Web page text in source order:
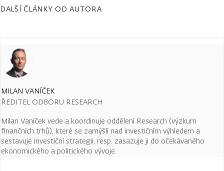
DALŠÍ ČLÁNKY OD AUTORA
MILAN VANÍČEK
ŘEDITEL ODBORU RESEARCH
Milan Vaníček vede a koordinuje oddělení Research (výzkum
finančních trhů), které se zamýšlí nad investičním výhledem a
sestavuje investiční strategii, resp. zasazuje ji do očekávaného
ekonomického a politického vývoje.